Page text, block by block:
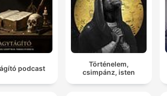
podcast
Történelem,
csimpánz, isten